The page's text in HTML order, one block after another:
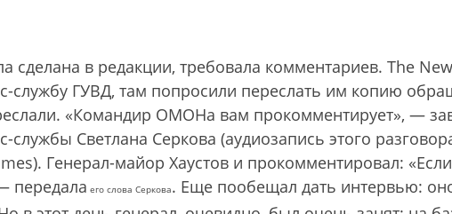
сделана в редакции, требовала комментариев. The
службу ГУВД, там попросили переслать им копию
«Командир ОМОНа вам прокомментирует», —
службы Светлана Серкова (аудиозапись этого
Генерал-майор Хаустов и прокомментировал:
передала его слова Серкова. Еще пообещал дать интервью: